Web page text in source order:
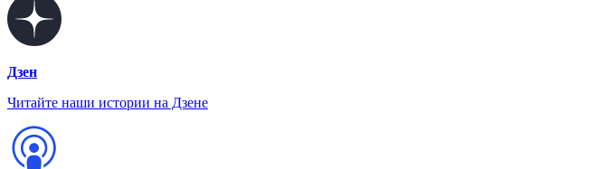
Дзен
Читайте наши истории на Дзене